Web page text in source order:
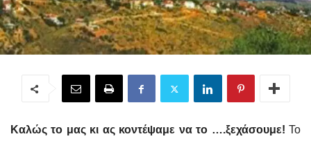
Καλώς το μας κι ας κοντέψαμε να το ….ξεχάσουμε! Το